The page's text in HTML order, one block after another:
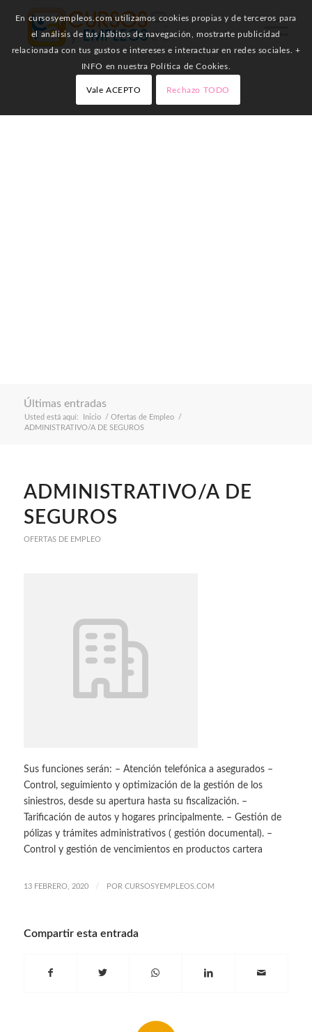
Últimas entradas
Usted está aquí: Inicio / Ofertas de Empleo
/
ADMINISTRATIVO/A DE SEGUROS
ADMINISTRATIVO/A DE
SEGUROS
OFERTAS DE EMPLEO
Sus funciones serán: – Atención telefónica a asegurados –
Control, seguimiento y optimización de la gestión de los
siniestros, desde su apertura hasta su fiscalización. –
Tarificación de autos y hogares principalmente. – Gestión de
pólizas y trámites administrativos ( gestión documental). –
Control y gestión de vencimientos en productos cartera
13 FEBRERO, 2020 / POR CURSOSYEMPLEOS.COM
Compartir esta entrada
En cursosyempleos.com utilizamos cookies propias y de terceros para
el análisis de tus hábitos de navegación, mostrarte publicidad
relacionada con tus gustos e intereses e interactuar en redes sociales. +
INFO en nuestra Política de Cookies.
Vale ACEPTO Rechazo TODO